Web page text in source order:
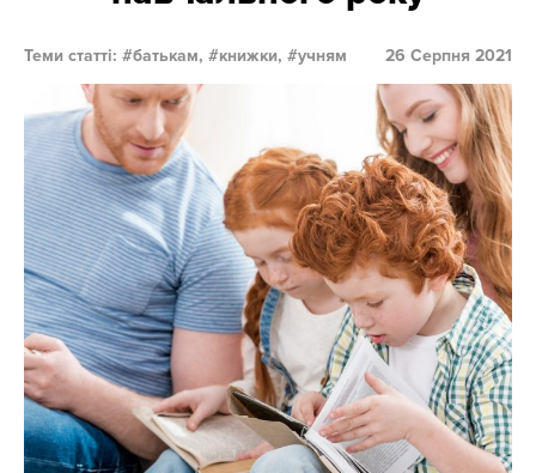
Теми статті: батькам, книжки, учням 26 Серпня 2021